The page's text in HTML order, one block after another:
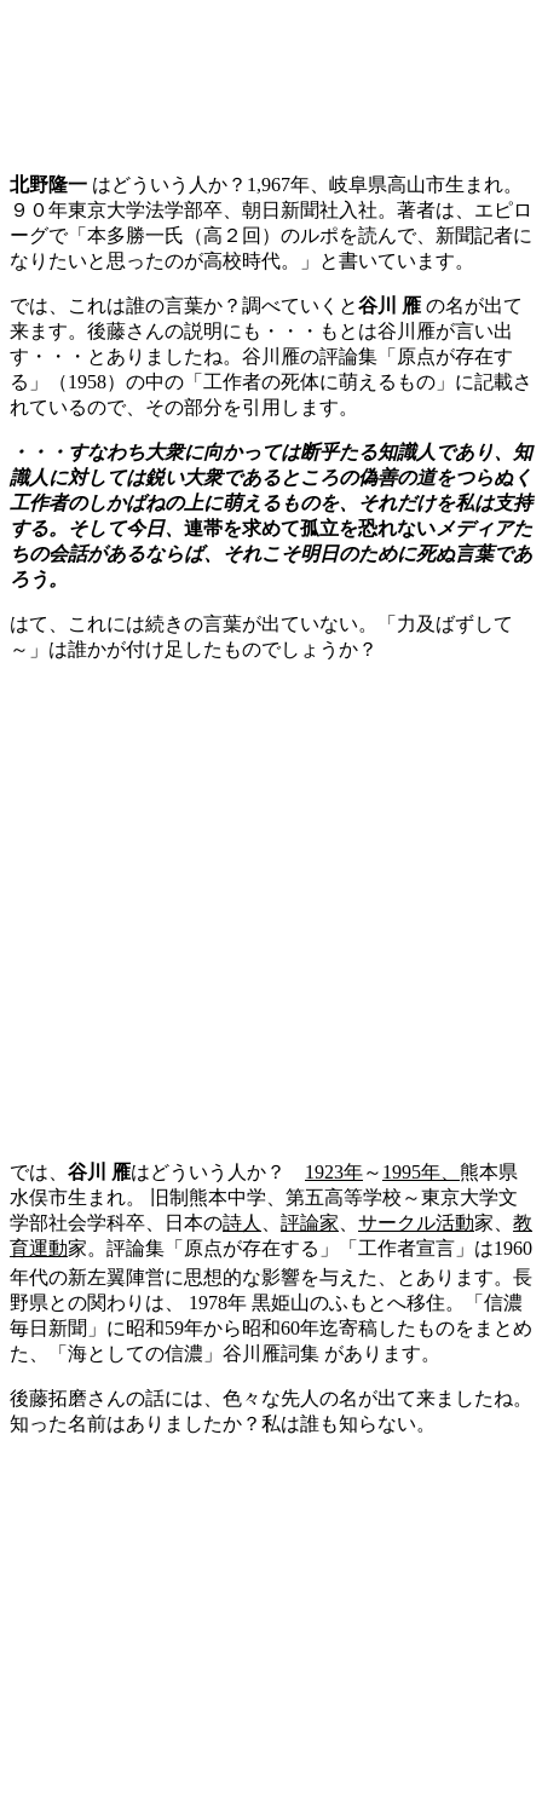
北野隆一 はどういう人か？1,967年、岐阜県高山市生まれ。
９０年東京大学法学部卒、朝日新聞社入社。著者は、エピロ
ーグで「本多勝一氏（高２回）のルポを読んで、新聞記者に
なりたいと思ったのが高校時代。」と書いています。
では、これは誰の言葉か？調べていくと谷川 雁 の名が出て
来ます。後藤さんの説明にも・・・もとは谷川雁が言い出
す・・・とありましたね。谷川雁の評論集「原点が存在す
る」（1958）の中の「工作者の死体に萌えるもの」に記載さ
れているので、その部分を引用します。
・・・すなわち大衆に向かっては断乎たる知識人であり、知
識人に対しては鋭い大衆であるところの偽善の道をつらぬく
工作者のしかばねの上に萌えるものを、それだけを私は支持
する。そして今日、 連帯を求めて孤立を恐れないメディアた
ちの会話があるならば、それこそ明日のために死ぬ言葉であ
ろう。
はて、これには続きの言葉が出ていない。「力及ばずして
～」は誰かが付け足したものでしょうか？
では、 谷川 雁はどういう人か？ 1923年～ 1995年、 熊本県
水俣市生まれ。 旧制熊本中学、第五高等学校～東京大学文
学部社会学科卒、日本の詩人 評論家 サークル活動家、 教
育運動家。評論集「原点が存在する」「工作者宣言」は1960
年代の新左翼陣営に思想的な影響を与えた、とあります。長
野県との関わりは、 1978年 黒姫山のふもとへ移住。「信濃
毎日新聞」に昭和59年から昭和60年迄寄稿したものをまとめ
た、「海としての信濃」谷川雁詞集 があります。
後藤拓磨さんの話には、色々な先人の名が出て来ましたね。
知った名前はありましたか？私は誰も知らない。